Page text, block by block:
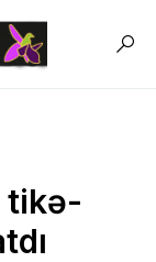
tikə-